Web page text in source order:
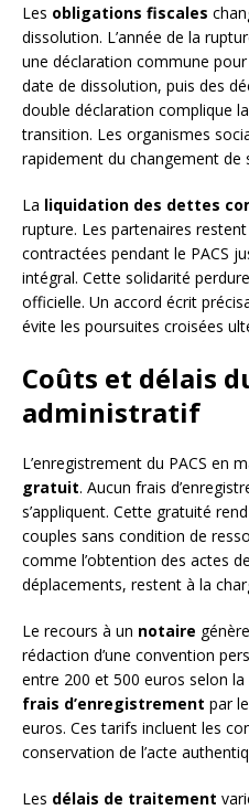
Les obligations fiscales
dissolution. L’année de la
une déclaration commune pour
date de dissolution, puis des
double déclaration complique
transition. Les organismes
rapidement du changement de
La liquidation des dettes
rupture. Les partenaires
contractées pendant le PACS
intégral. Cette solidarité
officielle. Un accord écrit
évite les poursuites croisées
Coûts et délais
administratif
L’enregistrement du PACS en
gratuit. Aucun frais
s’appliquent. Cette gratuité
couples sans condition de
comme l’obtention des actes
déplacements, restent à la
Le recours à un notaire
rédaction d’une convention
entre 200 et 500 euros selon
frais d’enregistrement par
euros. Ces tarifs incluent les
conservation de l’acte
Les délais de traitement